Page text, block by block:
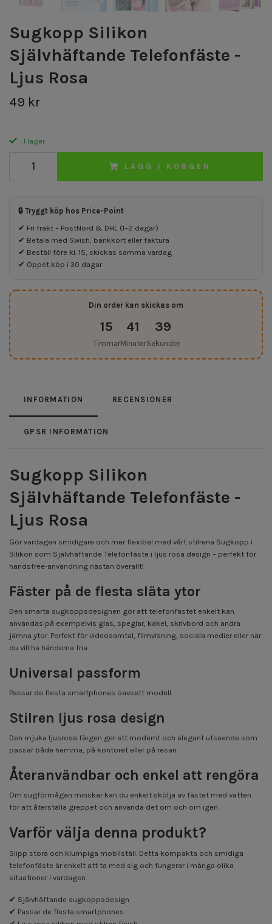
Sugkopp Silikon
Självhäftande Telefonfäste -
Ljus Rosa
49 kr
I lager
LÄGG I KORGEN
🔒 Tryggt köp hos Price-Point
✔ Fri frakt – PostNord & DHL (1–2 dagar)
✔ Betala med Swish, bankkort eller faktura
✔ Beställ före kl. 15, skickas samma vardag
✔ Öppet köp i 30 dagar
Din order kan skickas om
15
Timmar
41
Minuter
38
Sekunder
INFORMATION RECENSIONER
GPSR INFORMATION
Sugkopp Silikon
Självhäftande Telefonfäste -
Ljus Rosa
Gör vardagen smidigare och mer flexibel med vårt stilrena Sugkopp i
Silikon som Självhäftande Telefonfäste i ljus rosa design – perfekt för
handsfree-användning nästan överallt!
Fäster på de flesta släta ytor
Den smarta sugkoppsdesignen gör att telefonfästet enkelt kan
användas på exempelvis glas, speglar, kakel, skrivbord och andra
jämna ytor. Perfekt för videosamtal, filmvisning, sociala medier eller när
du vill ha händerna fria.
Universal passform
Passar de flesta smartphones oavsett modell.
Stilren ljus rosa design
Den mjuka ljusrosa färgen ger ett modernt och elegant utseende som
passar både hemma, på kontoret eller på resan.
Återanvändbar och enkel att rengöra
Om sugförmågan minskar kan du enkelt skölja av fästet med vatten
för att återställa greppet och använda det om och om igen.
Varför välja denna produkt?
Slipp stora och klumpiga mobilställ. Detta kompakta och smidiga
telefonfäste är enkelt att ta med sig och fungerar i många olika
situationer i vardagen.
✔ Självhäftande sugkoppsdesign
✔ Passar de flesta smartphones